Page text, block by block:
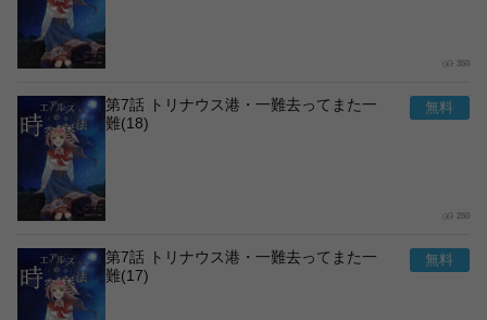
350
第7話 トリナウス港・一難去ってまた一
難(18)
250
第7話 トリナウス港・一難去ってまた一
難(17)